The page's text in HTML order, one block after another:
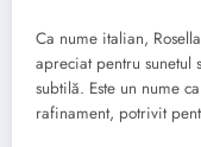
Ca nume italian,
apreciat pentru sunetul
subtilă. Este un nume
rafinament, potrivit